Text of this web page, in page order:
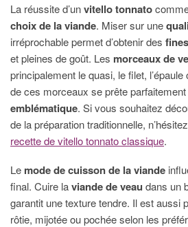
La réussite d’unvitello tonnato
choix de la viande. Miser sur une
irréprochable permet d’obtenir des
et pleines de goût. Les morceaux de
principalement le quasi, le filet,
de ces morceaux se prête
emblématique. Si vous souhaitez
de la préparation traditionnelle,
recette de vitello tonnato classique.
Le mode de cuisson de la viande
final. Cuire laviande de veau dans un
garantit une texture tendre. Il est aussi
rôtie, mijotée ou pochée selon les